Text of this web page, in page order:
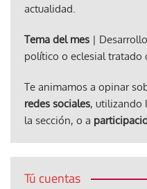
actualidad.
Tema del mes |
político o eclesial tratado
Te animamos a opinar
redes sociales, utilizando
la sección, o a
Tú cuentas